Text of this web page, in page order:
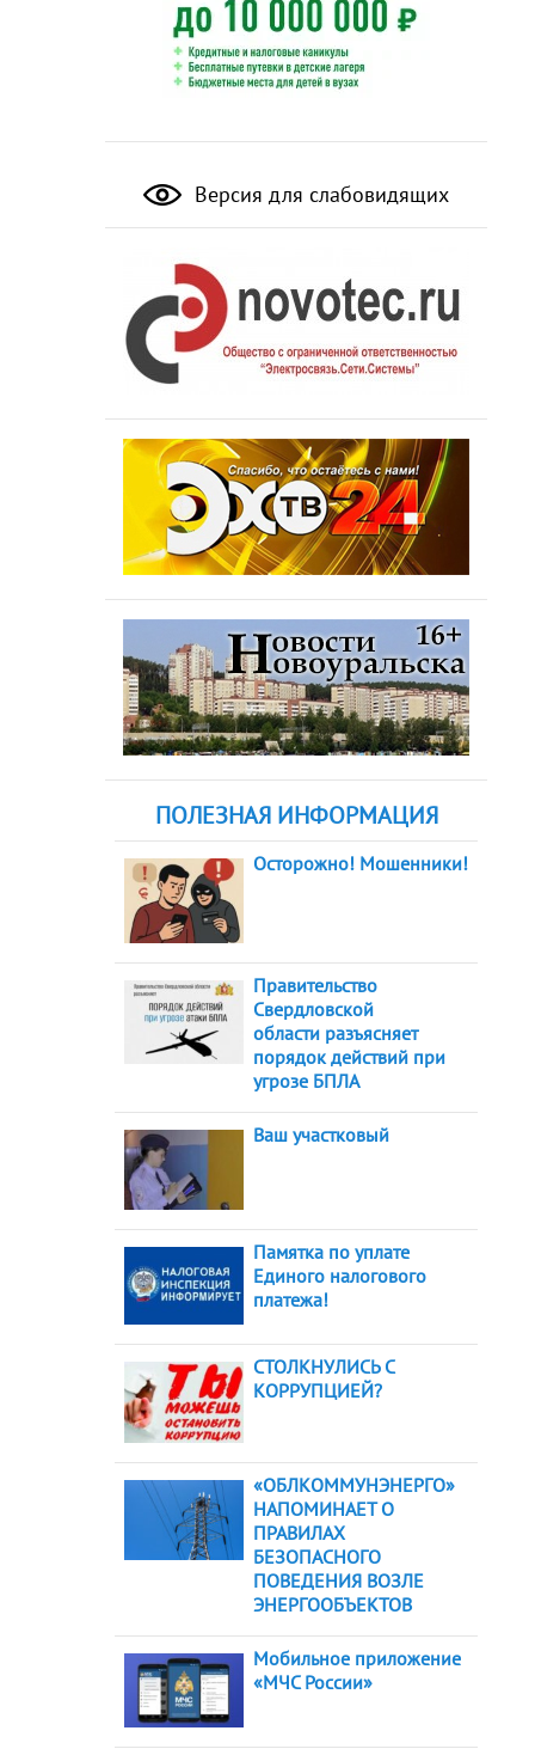
Версия для слабовидящих
ПОЛЕЗНАЯ ИНФОРМАЦИЯ
Осторожно! Мошенники!
Правительство
Свердловской
области разъясняет
порядок действий при
угрозе БПЛА
Ваш участковый
Памятка по уплате
Единого налогового
платежа!
СТОЛКНУЛИСЬ С
КОРРУПЦИЕЙ?
«ОБЛКОММУНЭНЕРГО»
НАПОМИНАЕТ О
ПРАВИЛАХ
БЕЗОПАСНОГО
ПОВЕДЕНИЯ ВОЗЛЕ
ЭНЕРГООБЪЕКТОВ
Мобильное приложение
«МЧС России»